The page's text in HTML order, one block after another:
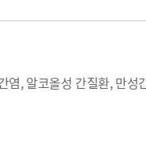
, 알코올성 간질환, 만